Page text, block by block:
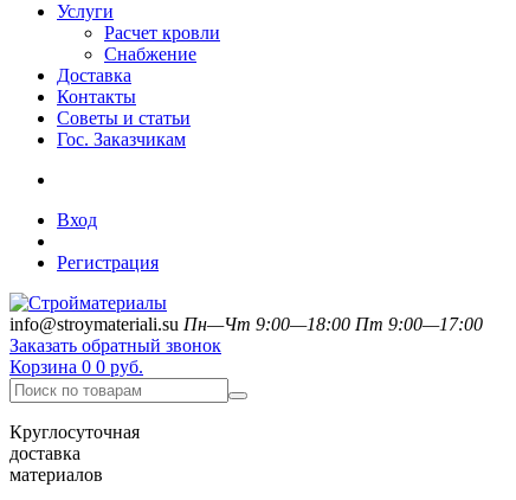
Услуги
Расчет кровли
Снабжение
Доставка
Контакты
Советы и статьи
Гос. Заказчикам
Вход
Регистрация
info@stroymateriali.su Пн—Чт 9:00—18:00 Пт 9:00—17:00
Заказать обратный звонок
Корзина 0 0 руб.
Круглосуточная
доставка
материалов